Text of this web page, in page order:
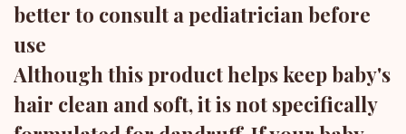
better to consult a pediatrician before
use
Although this product helps keep baby's
hair clean and soft, it is not specifically